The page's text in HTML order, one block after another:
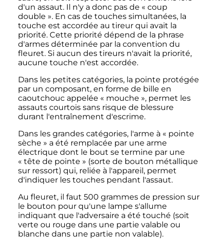
d'un assaut. Il n'y a donc pas de « coup
double ». En cas de touches simultanées, la
touche est accordée au tireur qui avait la
priorité. Cette priorité dépend de la phrase
d'armes déterminée par la convention du
fleuret. Si aucun des tireurs n'avait la priorité,
aucune touche n'est accordée.
Dans les petites catégories, la pointe protégée
par un composant, en forme de bille en
caoutchouc appelée « mouche », permet les
assauts courtois sans risque de blessure
durant l'entraînement d'escrime.
Dans les grandes catégories, l'arme à « pointe
sèche » a été remplacée par une arme
électrique dont le bout se termine par une
« tête de pointe » (sorte de bouton métallique
sur ressort) qui, reliée à l'appareil, permet
d'indiquer les touches pendant l'assaut.
Au fleuret, il faut 500 grammesde pression sur
le bouton pour qu'une lampe s'allume
indiquant que l'adversaire a été touché (soit
verte ou rouge dans une partie valable ou
blanche dans une partie non valable).